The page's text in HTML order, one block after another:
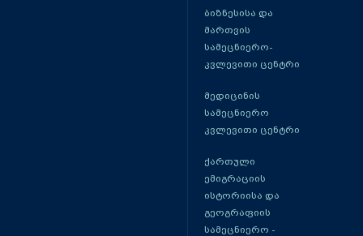
ბიზნესისა და
მართვის
სამეცნიერო-
კვლევითი ცენტრი
მედიცინის
სამეცნიერო
კვლევითი ცენტრი
ქართული
ემიგრაციის
ისტორიისა და
გეოგრაფიის
სამეცნიერო -